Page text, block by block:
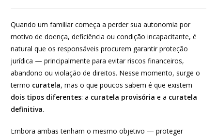
Quando um familiar começa a perder sua autonomia por
motivo de doença, deficiência ou condição incapacitante, é
natural que os responsáveis procurem garantir proteção
jurídica — principalmente para evitar riscos financeiros,
abandono ou violação de direitos. Nesse momento, surge o
termo curatela, mas o que poucos sabem é que existem
dois tipos diferentes: a curatela provisória e a curatela
definitiva.
Embora ambas tenham o mesmo objetivo — proteger